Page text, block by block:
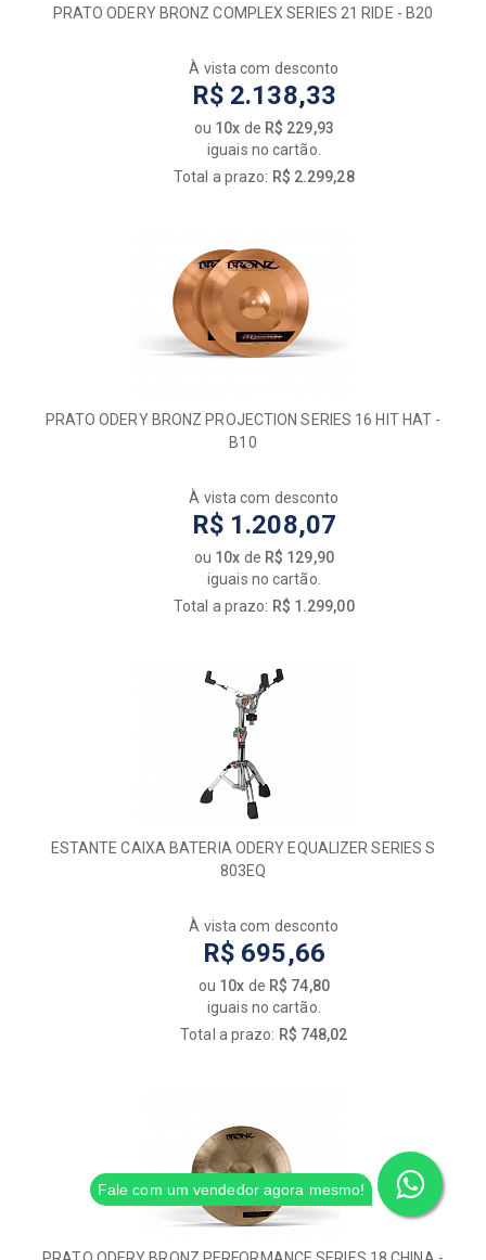
PRATO ODERY BRONZ COMPLEX SERIES 21 RIDE - B20
À vista com desconto
R$ 2.138,33
ou 10x de R$ 229,93
iguais no cartão.
Total a prazo: R$ 2.299,28
PRATO ODERY BRONZ PROJECTION SERIES 16 HIT HAT -
B10
À vista com desconto
R$ 1.208,07
ou 10x de R$ 129,90
iguais no cartão.
Total a prazo: R$ 1.299,00
ESTANTE CAIXA BATERIA ODERY EQUALIZER SERIES S
803EQ
À vista com desconto
R$ 695,66
ou 10x de R$ 74,80
iguais no cartão.
Total a prazo: R$ 748,02
Fale com um vendedor agora mesmo!